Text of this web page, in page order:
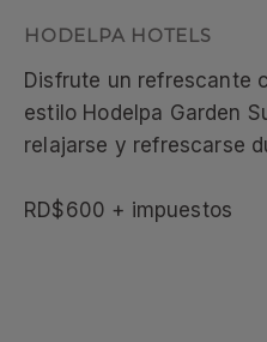
Disfrute un refrescante
estilo Hodelpa Garden
relajarse y refrescarse
RD$600 + impuestos